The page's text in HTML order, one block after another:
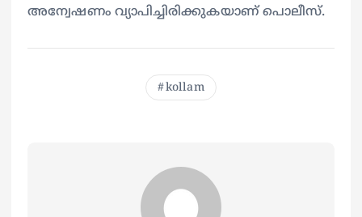
അന്വേഷണം വ്യാപിച്ചിരിക്കുകയാണ് പൊലീസ്.
kollam